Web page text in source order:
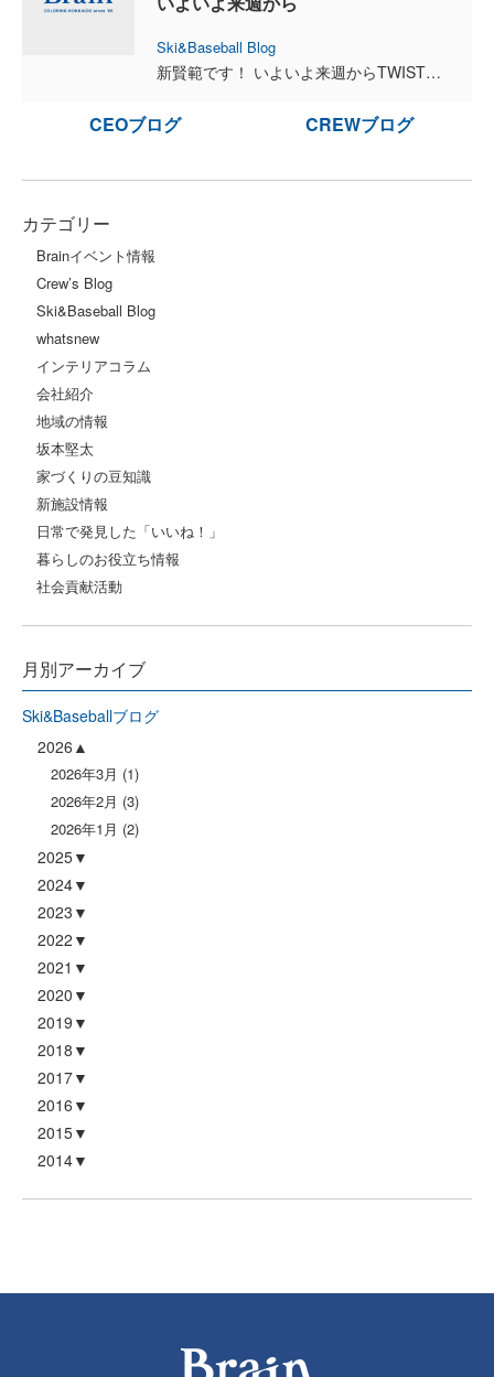
Ski&Baseball Blog
新賢範です！ いよいよ来週からTWISTでのトレーニングが再開いたします。それまでの期間かなり走り込みのトレーニングを行っていました。シーズンで体力が落ちていたところだったので、逆にこういうトレ...
CEOブログ CREWブログ
カテゴリー
Brainイベント情報
Crew’s Blog
Ski&Baseball Blog
whatsnew
インテリアコラム
会社紹介
地域の情報
坂本堅太
家づくりの豆知識
新施設情報
日常で発見した「いいね！」
暮らしのお役立ち情報
社会貢献活動
月別アーカイブ
Ski&Baseballブログ
2026
2026年3月 (1)
2026年2月 (3)
2026年1月 (2)
2025
2024
2023
2022
2021
2020
2019
2018
2017
2016
2015
2014